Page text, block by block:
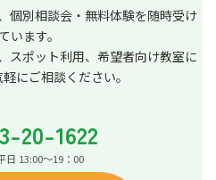
個別相談会・無料体験を随時受け
います。
スポット利用、希望者向け教室に
にご相談ください。
20-1622
13:00～19：00